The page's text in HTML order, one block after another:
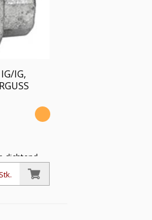
IG,
dichtend,
-20
Stk.